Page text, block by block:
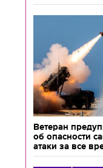
Ветеран
об опасности
атаки за все